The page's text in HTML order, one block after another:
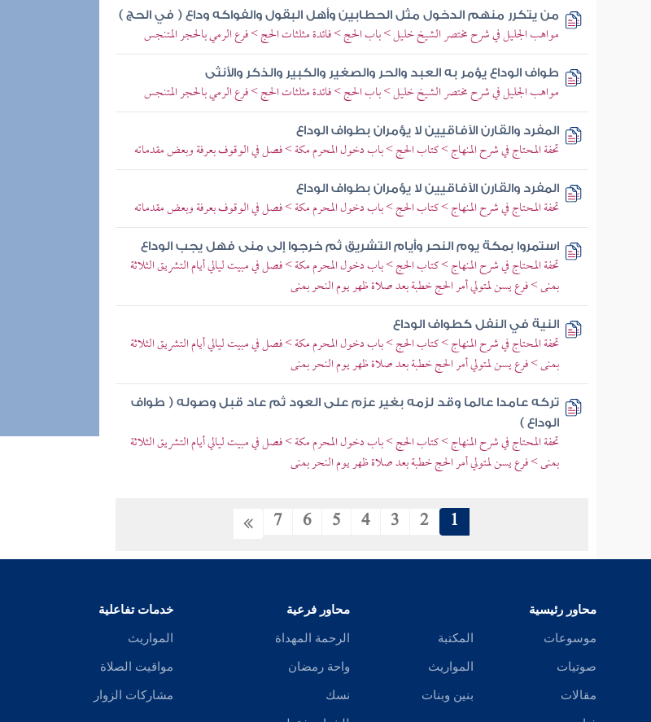
من يتكرر منهم الدخول مثل الحطابين وأهل البقول والفواكه وداع ( في الحج )
مواهب الجليل في شرح مختصر الشيخ خليل > باب الحج > فائدة مثلثات الحج > فرع الرمي بالحجر المتنجس
طواف الوداع يؤمر به العبد والحر والصغير والكبير والذكر والأنثى
مواهب الجليل في شرح مختصر الشيخ خليل > باب الحج > فائدة مثلثات الحج > فرع الرمي بالحجر المتنجس
المفرد والقارن الآفاقيين لا يؤمران بطواف الوداع
تحفة المحتاج في شرح المنهاج > كتاب الحج > باب دخول المحرم مكة > فصل في الوقوف بعرفة وبعض مقدماته
المفرد والقارن الآفاقيين لا يؤمران بطواف الوداع
تحفة المحتاج في شرح المنهاج > كتاب الحج > باب دخول المحرم مكة > فصل في الوقوف بعرفة وبعض مقدماته
استمروا بمكة يوم النحر وأيام التشريق ثم خرجوا إلى منى فهل يجب الوداع
تحفة المحتاج في شرح المنهاج > كتاب الحج > باب دخول المحرم مكة > فصل في مبيت ليالي أيام التشريق الثلاثة
بمنى > فرع يسن لمتولي أمر الحج خطبة بعد صلاة ظهر يوم النحر بمنى
النية في النفل كطواف الوداع
تحفة المحتاج في شرح المنهاج > كتاب الحج > باب دخول المحرم مكة > فصل في مبيت ليالي أيام التشريق الثلاثة
بمنى > فرع يسن لمتولي أمر الحج خطبة بعد صلاة ظهر يوم النحر بمنى
تركه عامدا عالما وقد لزمه بغير عزم على العود ثم عاد قبل وصوله ( طواف
الوداع )
تحفة المحتاج في شرح المنهاج > كتاب الحج > باب دخول المحرم مكة > فصل في مبيت ليالي أيام التشريق الثلاثة
بمنى > فرع يسن لمتولي أمر الحج خطبة بعد صلاة ظهر يوم النحر بمنى
1
2
3
4
5
6
7
محاور رئيسية
موسوعات
صوتيات
مقالات
المكتبة
المواريث
بنين وبنات
محاور فرعية
الرحمة المهداة
واحة رمضان
نسك
خدمات تفاعلية
المواريث
مواقيت الصلاة
مشاركات الزوار